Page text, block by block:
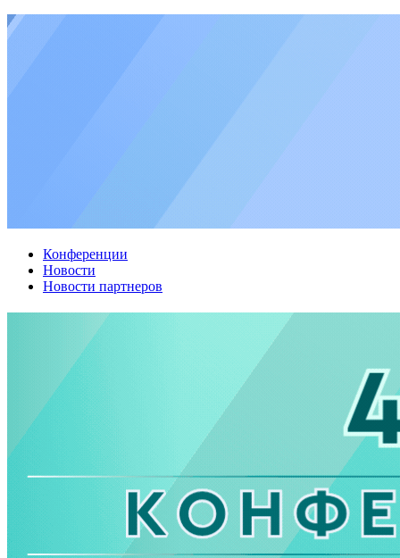
Конференции
Новости
Новости партнеров